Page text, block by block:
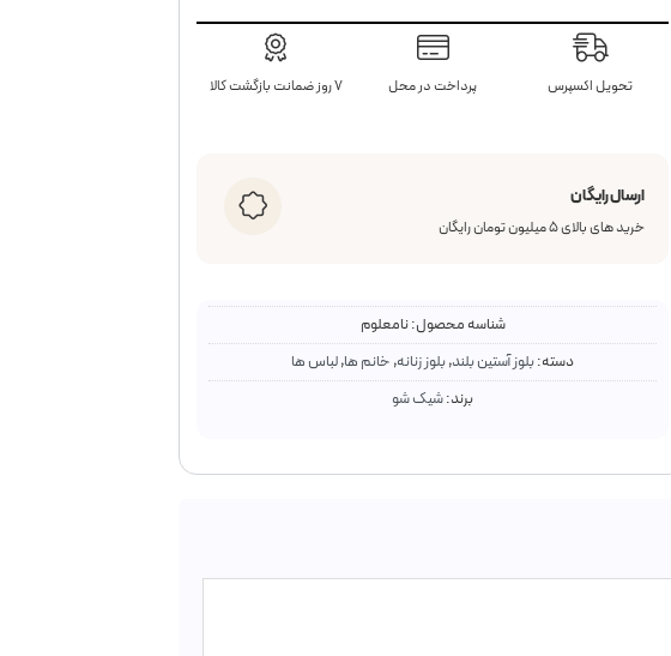
تحویل اکسپرس پرداخت در محل ۷ روز ضمانت بازگشت کالا
ارسال رایگان
خرید های بالای ۵ میلیون تومان رایگان
شناسه محصول:نامعلوم
دسته:بلوز آستین بلند,بلوز زنانه, خانم ها,لباس ها
برند:شیک شو